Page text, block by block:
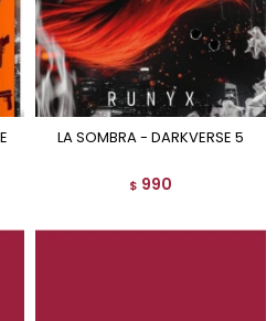
LA SOMBRA - DARKVERSE 5
$ 990